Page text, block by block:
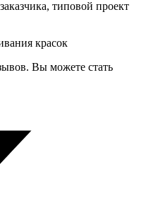
типовой проект
красок
Вы можете стать